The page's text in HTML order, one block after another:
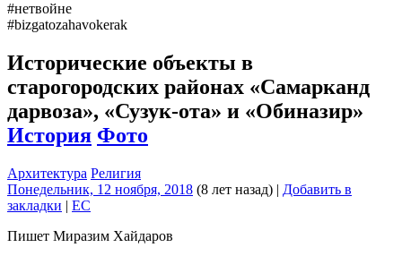
#нетвойне
#bizgatozahavokerak
Исторические объекты в
старогородских районах «Самарканд
дарвоза», «Сузук-ота» и «Обиназир»
История Фото
Архитектура Религия
Понедельник, 12 ноября, 2018 (8 лет назад) | Добавить в
закладки | EC
Пишет Миразим Хайдаров